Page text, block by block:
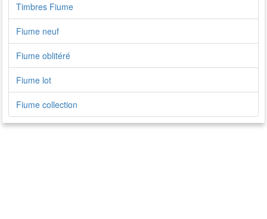
Timbres Fiume
Fiume neuf
Fiume oblitéré
Fiume lot
Fiume collection